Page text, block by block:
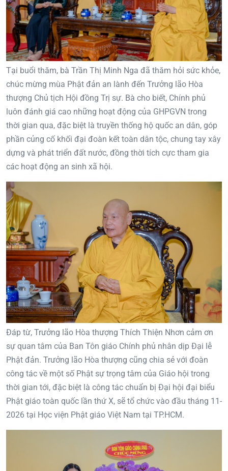
Tại buổi thăm, bà Trần Thị Minh Nga đã thăm hỏi sức khỏe,
chúc mừng mùa Phật đản an lành đến Trưởng lão Hòa
thượng Chủ tịch Hội đồng Trị sự. Bà cho biết, Chính phủ
luôn đánh giá cao những hoạt động của GHPGVN trong
thời gian qua, đặc biệt là truyền thống hộ quốc an dân, góp
phần củng cố khối đại đoàn kết toàn dân tộc, chung tay xây
dựng và phát triển đất nước, đồng thời tích cực tham gia
các hoạt động an sinh xã hội.
Đáp từ, Trưởng lão Hòa thượng Thích Thiện Nhơn cảm ơn
sự quan tâm của Ban Tôn giáo Chính phủ nhân dịp Đại lễ
Phật đản. Trưởng lão Hòa thượng cũng chia sẻ với đoàn
công tác về một số Phật sự trọng tâm của Giáo hội trong
thời gian tới, đặc biệt là công tác chuẩn bị Đại hội đại biểu
Phật giáo toàn quốc lần thứ X, sẽ tổ chức vào đầu tháng 11-
2026 tại Học viện Phật giáo Việt Nam tại TP.HCM.